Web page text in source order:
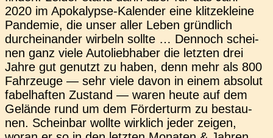
2020 im Apo­­ka­­ly­p­­se-Kalen­­der eine klit­ze­klei­ne
Pan­de­mie, die unser aller Leben gründ­lich
durch­ein­an­der wir­beln sollte … Den­noch schei­
nen ganz viele Auto­lieb­ha­ber die letz­ten drei
Jahre gut genutzt zu haben, denn mehr als 800
Fahr­zeu­ge — sehr viele davon in einem abso­lut
fabel­haf­ten Zustand — waren heute auf dem
Gelän­de rund um dem För­der­turm zu bestau­
nen. Schein­bar wollte wirk­lich jeder zeigen,